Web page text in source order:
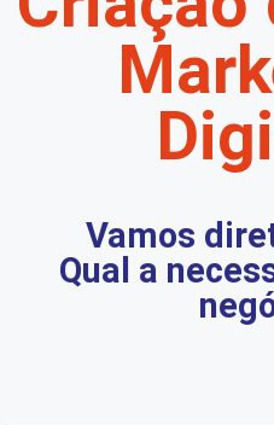
Vamos
Qual a